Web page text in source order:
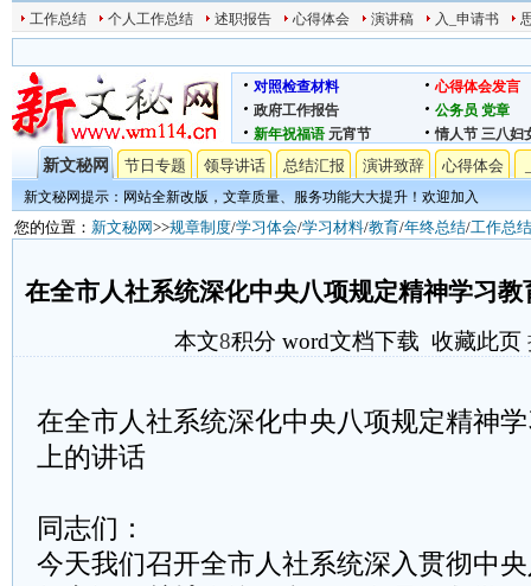
工作总结 个人工作总结 述职报告 心得体会 演讲稿 入_申请书
对照检查材料
心得体会发言
政府工作报告
公务员 党章
新年祝福语 元宵节 情人节 三八妇
新文秘网 节日专题 领导讲话 总结汇报 演讲致辞 心得体会
新文秘网提示：网站全新改版，文章质量、服务功能大大提升！欢迎加入
您的位置： 新文秘网>>规章制度/学习体会/学习材料/教育/年终总结/工作总结
在全市人社系统深化中央八项规定精神学习
本文8积分 word文档下载 收藏此页
在全市人社系统深化中央八项规定精神
上的讲话
同志们：
今天我们召开全市人社系统深入贯彻中